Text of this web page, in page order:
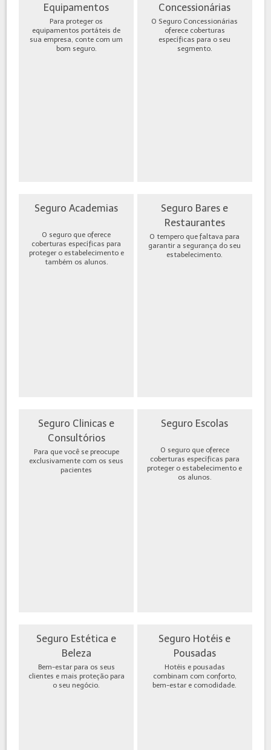
Equipamentos
Para proteger os
equipamentos portáteis de
sua empresa, conte com um
bom seguro.
Concessionárias
O Seguro Concessionárias
oferece coberturas
específicas para o seu
segmento.
Seguro Academias
O seguro que oferece
coberturas específicas para
proteger o estabelecimento e
também os alunos.
Seguro Bares e
Restaurantes
O tempero que faltava para
garantir a segurança do seu
estabelecimento.
Seguro Clinicas e
Consultórios
Para que você se preocupe
exclusivamente com os seus
pacientes
Seguro Escolas
O seguro que oferece
coberturas específicas para
proteger o estabelecimento e
os alunos.
Seguro Estética e
Beleza
Bem-estar para os seus
clientes e mais proteção para
o seu negócio.
Seguro Hotéis e
Pousadas
Hotéis e pousadas
combinam com conforto,
bem-estar e comodidade.